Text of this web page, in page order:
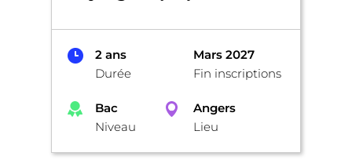
2 ans
Durée
Mars 2027
Fin inscriptions
Bac
Niveau
Angers
Lieu